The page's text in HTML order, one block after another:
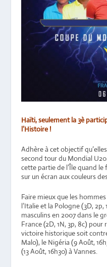
Haïti, seulement la 3è
l’Histoire !
Adhère à cet objectif
second tour du Mondial
cette partie de l’Île quand
sur un écran aux couleurs
Faire mieux que les
l’Italie et la Pologne (3D, 2p,
masculins en 2007 dans le
France (2D, 1N, 3p, 8c)
victoire historique soit
Malo), le Nigéria (9 Août,
(13 Août, 16h30) à Vannes.